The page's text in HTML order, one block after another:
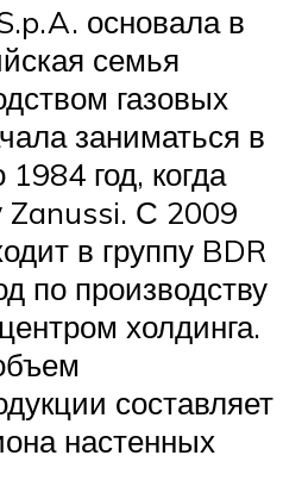
основала в
семья
газовых
заниматься в
год, когда
Zanussi. С 2009
в группу BDR
по производству
холдинга.
составляет
настенных